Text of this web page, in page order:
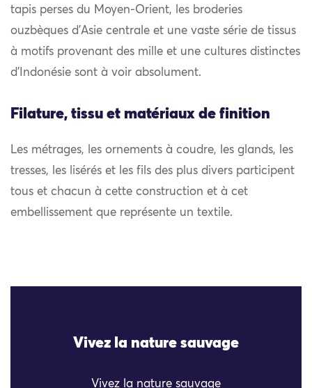
tapis perses du Moyen-Orient, les broderies
ouzbèques d’Asie centrale et une vaste série de tissus
à motifs provenant des mille et une cultures distinctes
d’Indonésie sont à voir absolument.
Filature, tissu et matériaux de finition
Les métrages, les ornements à coudre, les glands, les
tresses, les lisérés et les fils des plus divers participent
tous et chacun à cette construction et à cet
embellissement que représente un textile.
Vivez la nature sauvage
Vivez la nature sauvage